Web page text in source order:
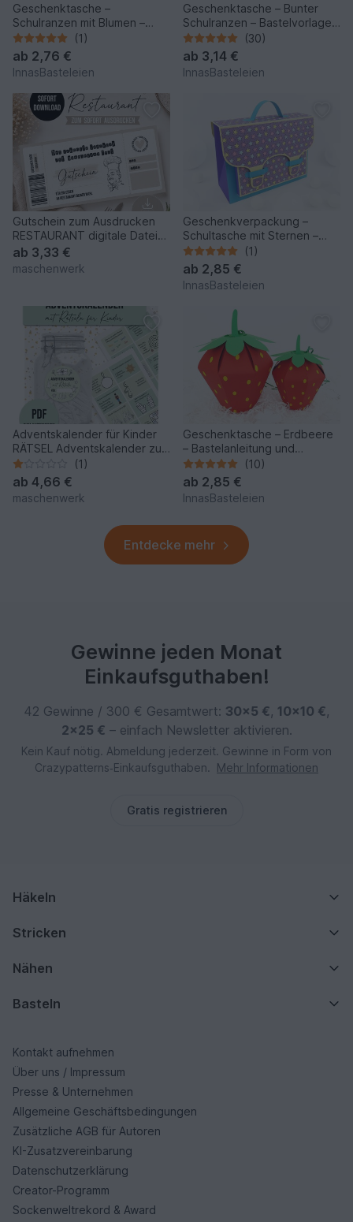
Geschenktasche –
Schulranzen mit Blumen –
Bastelanleitung und Vorlagen
(1)
ab 2,76 €
InnasBasteleien
Geschenktasche – Bunter
Schulranzen – Bastelvorlagen
mit Anleitung(30)
ab 3,14 €
InnasBasteleien
Gutschein zum Ausdrucken
RESTAURANT digitale Datei
DOWNLOAD Gutschein
ab 3,33 €
maschenwerk
Geschenkverpackung –
Schultasche mit Sternen –
Bastelanleitung und Vorlagen
(1)
ab 2,85 €
InnasBasteleien
Adventskalender für Kinder
RÄTSEL Adventskalender zum
Ausdrucken (1)
ab 4,66 €
maschenwerk
Geschenktasche – Erdbeere
– Bastelanleitung und
Vorlagen
(10)
ab 2,85 €
InnasBasteleien
Entdecke mehr
Gewinne jeden Monat
Einkaufsguthaben!
42 Gewinne / 300 € Gesamtwert: 30×5 €, 10×10 €,
2×25 € – einfach Newsletter aktivieren.
Kein Kauf nötig. Abmeldung jederzeit. Gewinne in Form von
Crazypatterns‑Einkaufsguthaben.
Mehr Informationen
Gratis registrieren
Häkeln
Stricken
Nähen
Basteln
Kontakt aufnehmen
Über uns / Impressum
Presse & Unternehmen
Allgemeine Geschäftsbedingungen
Zusätzliche AGB für Autoren
KI-Zusatzvereinbarung
Datenschutzerklärung
Creator-Programm
Sockenweltrekord & Award